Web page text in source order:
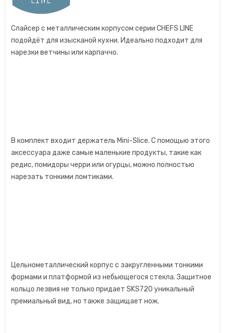
Слайсер с металлическим корпусом серии CHEFS LINE
подойдёт для изысканой кухни. Идеально подходит для
нарезки ветчины или карпаччо.
В комплект входит держатель Mini-Slice. С помощью этого
аксессуара даже самые маленькие продукты, такие как
редис, помидоры черри или огурцы, можно полностью
нарезать тонкими ломтиками.
Цельнометаллический корпус с закругленными тонкими
формами и платформой из небьющегося стекла. Защитное
кольцо лезвия не только придает SKS720 уникальный
премиальный вид, но также защищает нож.
Су-вид
Тостеры
Точилки для ножей электрические
Шоколадные фонтаны
Электрогриль